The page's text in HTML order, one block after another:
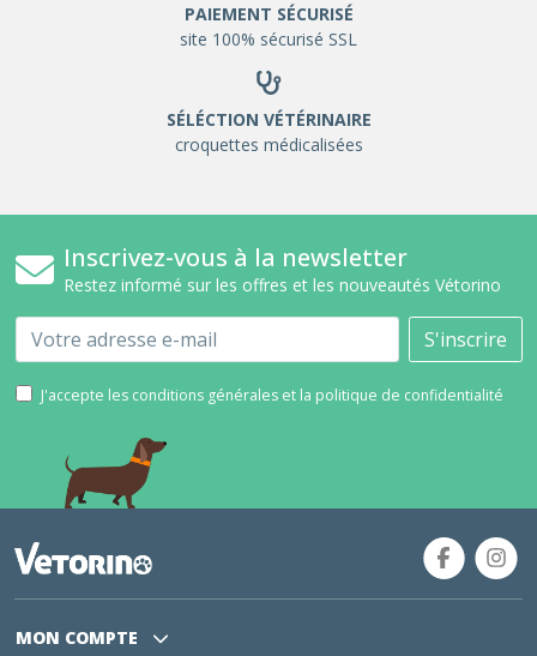
PAIEMENT SÉCURISÉ
site 100% sécurisé SSL
SÉLÉCTION VÉTÉRINAIRE
croquettes médicalisées
Inscrivez-vous à la newsletter
Restez informé sur les offres et les nouveautés Vétorino
Email S'inscrire
J'accepte les conditions générales et la politique de confidentialité
MON COMPTE